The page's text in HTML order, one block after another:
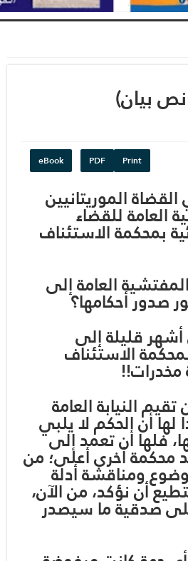
نص بيان)
Print
PDF
eBook
الموريتانيين
العامة للقضاء
بمحكمة الاستئناف
العامة إلى
صدور أحكامها؟
قليلة إلى
الاستئناف
النيابة العامة
أن الحكم لا يلبي
فلها أن تعمد إلى
محكمة أخرى أعلى؛ من
ومناقشة أدلة
أن نؤكد، من الآن،
صدقية ما سيصدر